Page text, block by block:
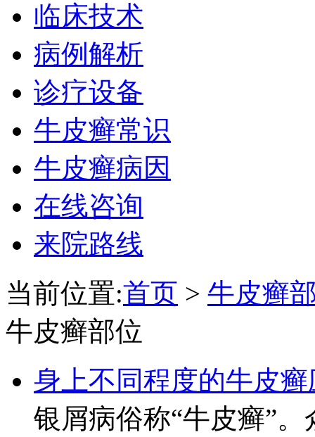
临床技术
病例解析
诊疗设备
牛皮癣常识
牛皮癣病因
在线咨询
来院路线
当前位置:首页 > 牛皮癣
牛皮癣部位
身上不同程度的牛皮
银屑病俗称“牛皮癣”